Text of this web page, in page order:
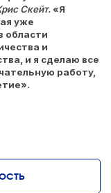
Скейт. «Я
уже
области
и
и я сделаю все
работу,